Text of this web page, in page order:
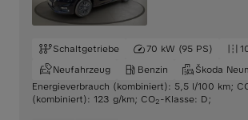
Schaltgetriebe 70 kW (95 PS)
Neufahrzeug
Benzin
Škoda
Energieverbrauch (kombiniert): 5,5 l/100 km;
(kombiniert): 123 g/km; CO2-Klasse: D;